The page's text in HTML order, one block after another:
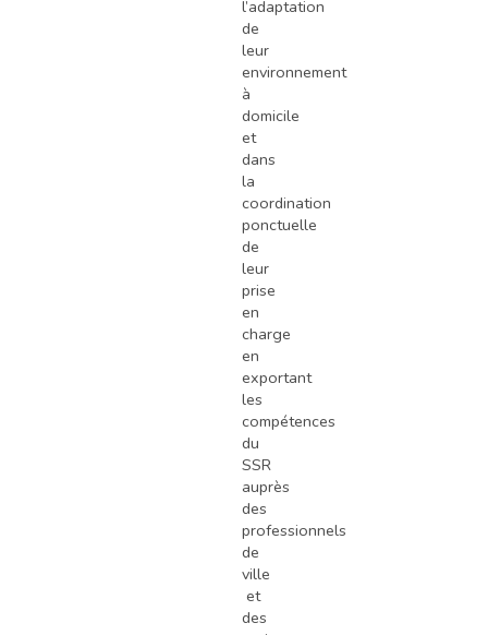
l’adaptation
de
leur
environnement
à
domicile
et
dans
la
coordination
ponctuelle
de
leur
prise
en
charge
en
exportant
les
compétences
du
SSR
auprès
des
professionnels
de
ville
et
des